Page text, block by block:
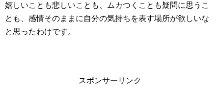
嬉しいことも悲しいことも、ムカつくことも疑問に思うこ
とも、感情そのままに自分の気持ちを表す場所が欲しいな
と思ったわけです。
スポンサーリンク